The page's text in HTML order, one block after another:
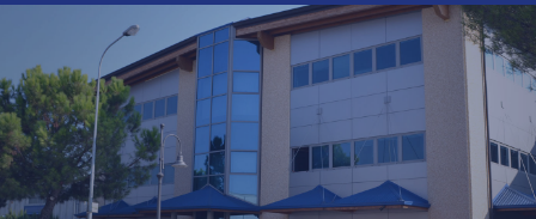
PRODOTTI
NORMATIVE
MEDIA
DOWNLOAD